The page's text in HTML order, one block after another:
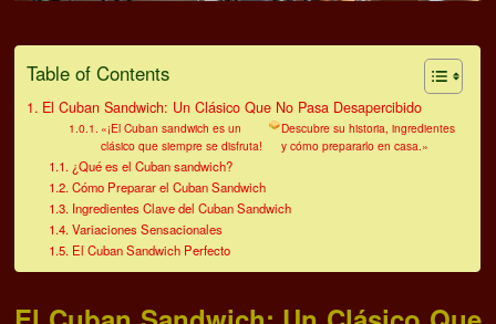
Table of Contents
El Cuban Sandwich: Un Clásico Que No Pasa Desapercibido
«¡El Cuban sandwich es un
clásico que siempre se disfruta!
Descubre su historia, ingredientes
y cómo prepararlo en casa.»
¿Qué es el Cuban sandwich?
Cómo Preparar el Cuban Sandwich
Ingredientes Clave del Cuban Sandwich
Variaciones Sensacionales
El Cuban Sandwich Perfecto